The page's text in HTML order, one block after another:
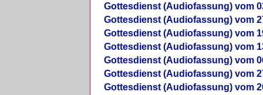
Gottesdienst (Audiofassung) vom
Gottesdienst (Audiofassung) vom
Gottesdienst (Audiofassung) vom
Gottesdienst (Audiofassung) vom
Gottesdienst (Audiofassung) vom
Gottesdienst (Audiofassung) vom
Gottesdienst (Audiofassung) vom